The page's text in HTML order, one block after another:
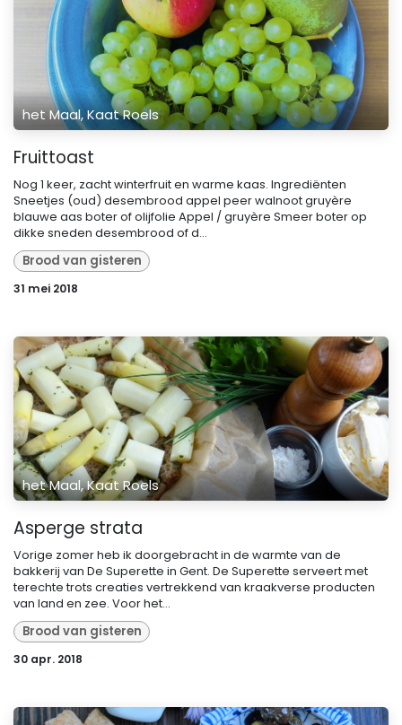
het Maal, Kaat Roels
Fruittoast
Nog 1 keer, zacht winterfruit en warme kaas. Ingrediënten
Sneetjes (oud) desembrood appel peer walnoot gruyère
blauwe aas boter of olijfolie Appel / gruyère Smeer boter op
dikke sneden desembrood of d...
Brood van gisteren
31 mei 2018
het Maal, Kaat Roels
Asperge strata
Vorige zomer heb ik doorgebracht in de warmte van de
bakkerij van De Superette in Gent. De Superette serveert met
terechte trots creaties vertrekkend van kraakverse producten
van land en zee. Voor het...
Brood van gisteren
30 apr. 2018